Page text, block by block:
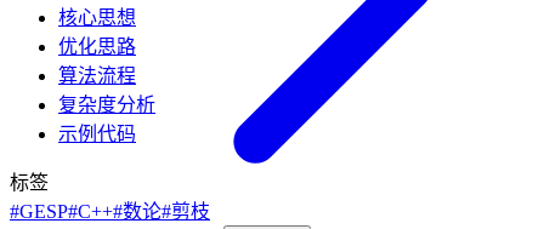
核心思想
优化思路
算法流程
复杂度分析
示例代码
标签
#GESP#C++#数论#剪枝